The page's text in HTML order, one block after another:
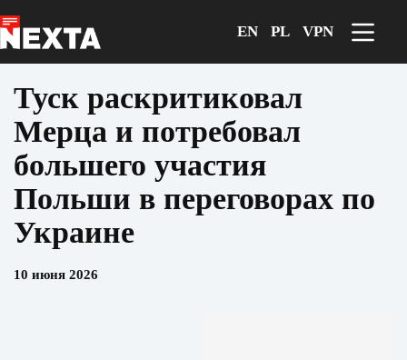
к
сути
EN PL VPN
Туск раскритиковал
Мерца и потребовал
большего участия
Польши в переговорах по
Украине
10 июня 2026